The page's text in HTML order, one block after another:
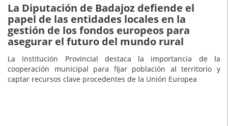
La Diputación de Badajoz defiende el
papel de las entidades locales en la
gestión de los fondos europeos para
asegurar el futuro del mundo rural
La Institución Provincial destaca la importancia de la
cooperación municipal para fijar población al territorio y
captar recursos clave procedentes de la Unión Europea